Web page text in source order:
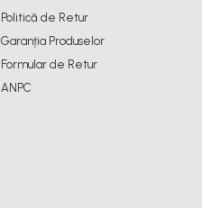
Politică de Retur
Garanția Produselor
Formular de Retur
ANPC